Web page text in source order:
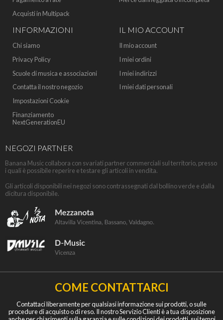
Acquisti in Multipack
INFORMAZIONI
Chi siamo
Privacy Policy
Scuole di musica e associazioni
Contatta il nostro negozio
Impostazioni Cookie
Finanziamento
NextGenerationEU
IL MIO ACCOUNT
Il mio account
I miei ordini
I miei indirizzi
I miei dati personali
NEGOZI PARTNER
Banana Music collabora con svariati partner commerciali sul territorio, presso
i quali è possibile reperire e testare gli articoli in vendita.
Gli articoli disponibili nei negozi sono contrassegnati dal bollino verde e dalla
dicitura disponibile.
COME CONTATTARCI
Contattaci liberamente per qualsiasi informazione sui prodotti, o sulle
procedure di acquisto o di reso. Il nostro Servizio Clienti è a tua disposizione